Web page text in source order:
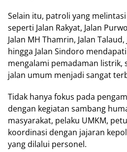
Selain itu, patroli yang
seperti Jalan Rakyat, Jalan
Jalan MH Thamrin, Jalan
hingga Jalan Sindoro
mengalami pemadaman listrik,
jalan umum menjadi sangat
Tidak hanya fokus pada
dengan kegiatan sambang
masyarakat, pelaku UMKM,
koordinasi dengan jajaran
yang dilalui personel.